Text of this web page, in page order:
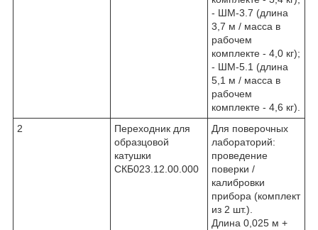
- ШM-3.7 (длина
3,7 м / масса в
рабочем
комплекте - 4,0 кг);
- ШМ-5.1 (длина
5,1 м / масса в
рабочем
комплекте - 4,6 кг).
2
Переходник для
образцовой
катушки
СКБ023.12.00.000
Для поверочных
лабораторий:
проведение
поверки /
калибровки
прибора (комплект
из 2 шт.).
Длина 0,025 м +